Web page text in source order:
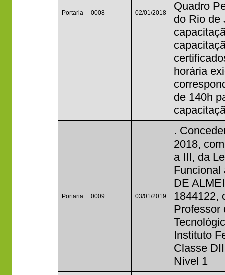
Portaria 0008 02/01/2018
Quadro
do Rio de
horária
de 140h
Portaria 0009 03/01/2019
.
2018,
a III, da
Funcional
DE
1844122,
Professor
Instituto
Classe
Nível 1